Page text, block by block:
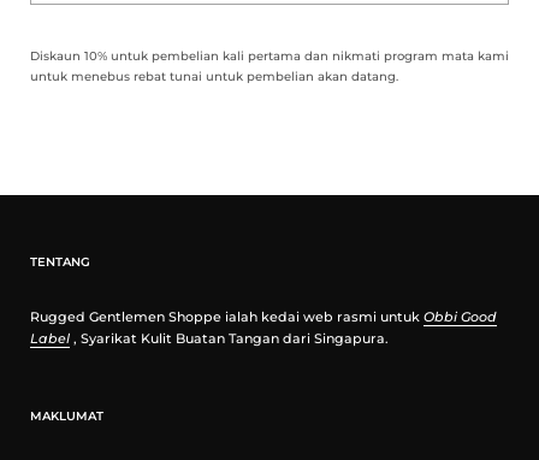
Diskaun 10% untuk pembelian kali pertama dan nikmati program mata kami
untuk menebus rebat tunai untuk pembelian akan datang.
TENTANG
Rugged Gentlemen Shoppe ialah kedai web rasmi untuk Obbi Good
Label , Syarikat Kulit Buatan Tangan dari Singapura.
MAKLUMAT